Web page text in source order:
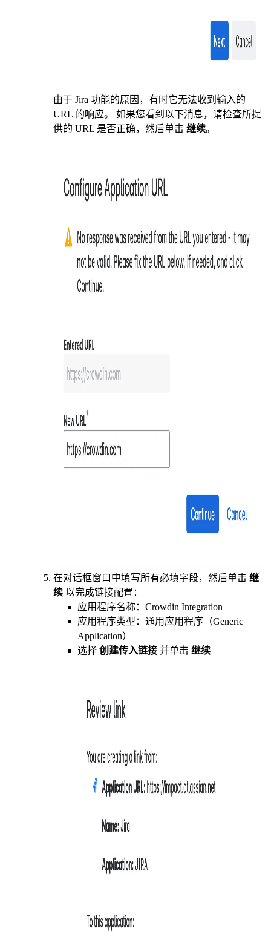
由于 Jira 功能的原因，有时它无法收到输入的
URL 的响应。 如果您看到以下消息，请检查所提
供的 URL 是否正确，然后单击 继续。
在对话框窗口中填写所有必填字段，然后单击 继
续 以完成链接配置：
应用程序名称：Crowdin Integration
应用程序类型：通用应用程序（Generic
Application）
选择 创建传入链接 并单击 继续